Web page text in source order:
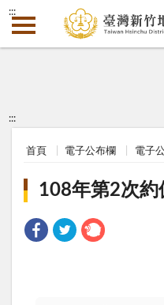
:::
:::
首頁 電子公布欄 電子
108年第2次約